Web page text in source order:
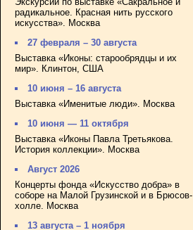
радикальное. Красная нить русского
искусства». Москва
27 февраля – 30 августа
Выставка «Иконы: старообрядцы и их
мир». Клинтон, США
10 июня – 16 августа
Выставка «Именитые люди». Москва
10 июня — 11 октября
Выставка «Иконы Павла Третьякова.
История коллекции». Москва
Август 2026
Концерты фонда «Искусство добра» в
соборе на Малой Грузинской и в Брюсов-
холле. Москва
13 августа – 1 ноября